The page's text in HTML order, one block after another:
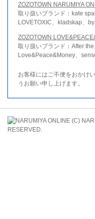
ZOZOTOWN NARUMIYA
取り扱いブランド：kate
LOVETOXIC、kladskap、
ZOZOTOWN
取り扱いブランド：After the
Love&Peace&Money、
お客様にはご不便をおかけ
うお願い申し上げます。